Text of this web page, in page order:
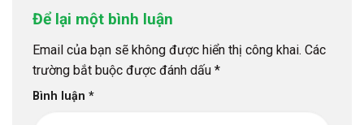
Để lại một bình luận
Email của bạn sẽ không được hiển thị công khai. Các
trường bắt buộc được đánh dấu *
Bình luận *